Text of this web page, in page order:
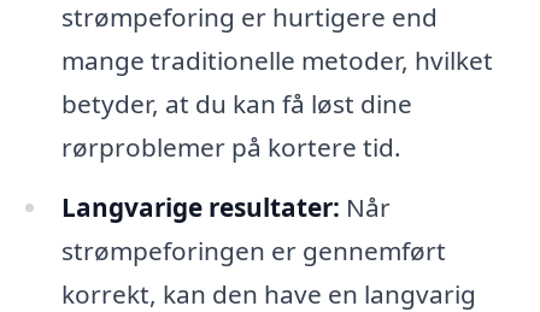
strømpeforing er hurtigere end
mange traditionelle metoder, hvilket
betyder, at du kan få løst dine
rørproblemer på kortere tid.
Langvarige resultater: Når
strømpeforingen er gennemført
korrekt, kan den have en langvarig